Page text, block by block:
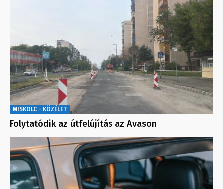
MISKOLC - KÖZÉLET
Folytatódik az útfelújítás az Avason